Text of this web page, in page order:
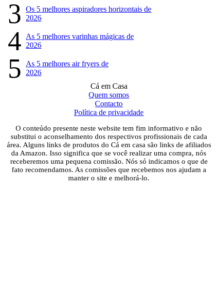
3
Os 5 melhores aspiradores horizontais de
2026
4 As 5 melhores varinhas mágicas de
2026
5
As 5 melhores air fryers de
2026
Cá em Casa
Quem somos
Contacto
Política de privacidade
O conteúdo presente neste website tem fim informativo e não
substitui o aconselhamento dos respectivos profissionais de cada
área. Alguns links de produtos do Cá em casa são links de afiliados
da Amazon. Isso significa que se você realizar uma compra, nós
receberemos uma pequena comissão. Nós só indicamos o que de
fato recomendamos. As comissões que recebemos nos ajudam a
manter o site e melhorá-lo.